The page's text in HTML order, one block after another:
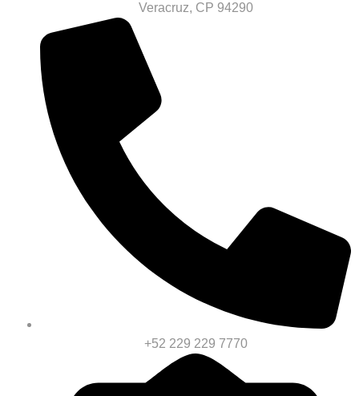
Veracruz, CP 94290
+52 229 229 7770